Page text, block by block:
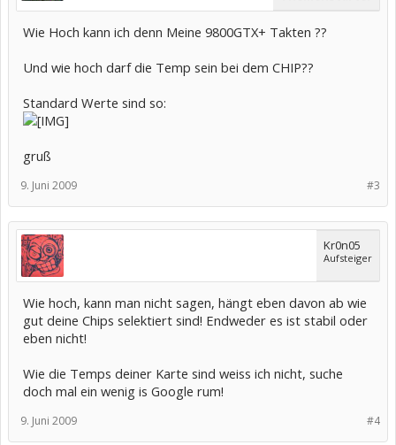
Wie Hoch kann ich denn Meine 9800GTX+ Takten ??
Und wie hoch darf die Temp sein bei dem CHIP??
Standard Werte sind so:
gruß
#3
9. Juni 2009
Kr0n05
Aufsteiger
Wie hoch, kann man nicht sagen, hängt eben davon ab wie
gut deine Chips selektiert sind! Endweder es ist stabil oder
eben nicht!
Wie die Temps deiner Karte sind weiss ich nicht, suche
doch mal ein wenig is Google rum!
#4
9. Juni 2009